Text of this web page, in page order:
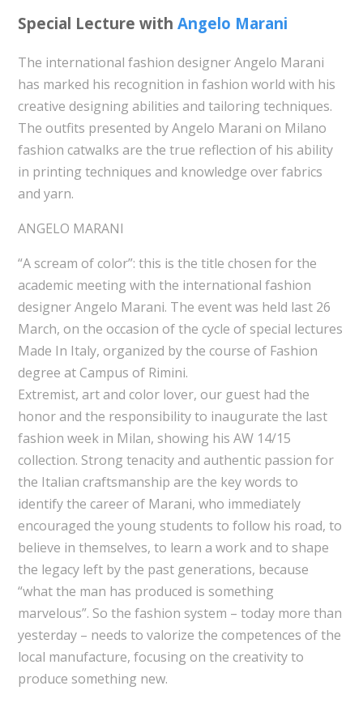
Special Lecture with Angelo Marani
The international fashion designer Angelo Marani
has marked his recognition in fashion world with his
creative designing abilities and tailoring techniques.
The outfits presented by Angelo Marani on Milano
fashion catwalks are the true reflection of his ability
in printing techniques and knowledge over fabrics
and yarn.
ANGELO MARANI
“A scream of color”: this is the title chosen for the
academic meeting with the international fashion
designer Angelo Marani. The event was held last 26
March, on the occasion of the cycle of special lectures
Made In Italy, organized by the course of Fashion
degree at Campus of Rimini.
Extremist, art and color lover, our guest had the
honor and the responsibility to inaugurate the last
fashion week in Milan, showing his AW 14/15
collection. Strong tenacity and authentic passion for
the Italian craftsmanship are the key words to
identify the career of Marani, who immediately
encouraged the young students to follow his road, to
believe in themselves, to learn a work and to shape
the legacy left by the past generations, because
“what the man has produced is something
marvelous”. So the fashion system – today more than
yesterday – needs to valorize the competences of the
local manufacture, focusing on the creativity to
produce something new.